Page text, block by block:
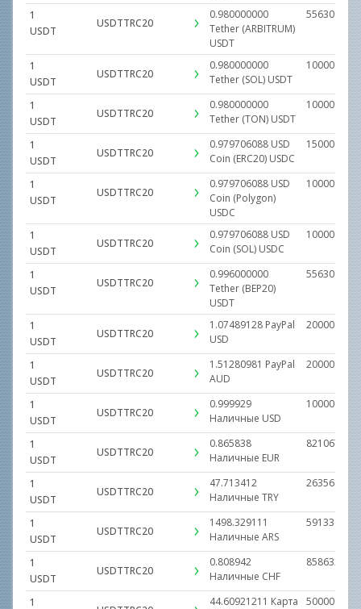
1
USDT
USDTTRC20
0.980000000
Tether (ARBITRUM)
USDT
1
USDT
USDTTRC20
0.980000000
Tether (SOL) USDT
1
USDT
USDTTRC20
0.980000000
Tether (TON) USDT
1
USDT
USDTTRC20
0.979706088 USD
Coin (ERC20) USDC
1
USDT
USDTTRC20
0.979706088 USD
Coin (Polygon)
USDC
1
USDT
USDTTRC20
0.979706088 USD
Coin (SOL) USDC
1
USDT
USDTTRC20
0.996000000
Tether (BEP20)
USDT
1
USDT
USDTTRC20
1.07489128 PayPal
USD
1
USDT
USDTTRC20
1.51280981 PayPal
AUD
1
USDT
USDTTRC20
0.999929
Наличные USD
1
USDT
USDTTRC20
0.865838
Наличные EUR
1
USDT
USDTTRC20
47.713412
Наличные TRY
1
USDT
USDTTRC20
1498.329111
Наличные ARS
1
USDT
USDTTRC20
0.808942
Наличные CHF
1
44.60921211 Карта